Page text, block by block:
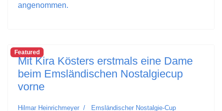
angenommen.
Featured
Mit Kira Kösters erstmals eine Dame
beim Emsländischen Nostalgiecup
vorne
Hilmar Heinrichmeyer
Emsländischer Nostalgie-Cup